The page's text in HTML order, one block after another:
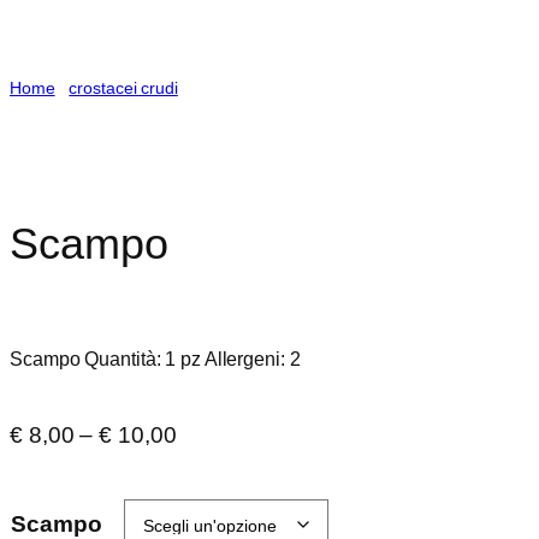
Home/crostacei crudi/ Scampo
Scampo
Scampo Quantità: 1 pz Allergeni: 2
€8,00 – € 10,00Fascia
prezzo:
da
Scampo